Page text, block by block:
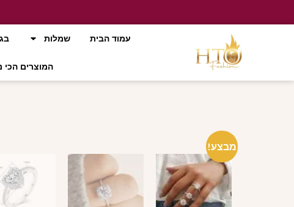
עמוד הבית
שמלות
המוצרים
מבצע!